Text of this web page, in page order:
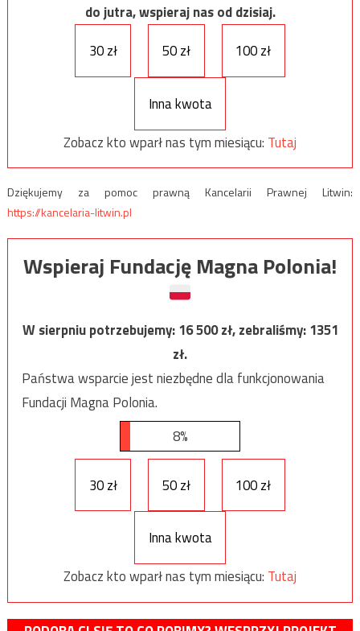
do jutra, wspieraj nas od dzisiaj.
30 zł
50 zł 100 zł
Inna kwota
Zobacz kto wparł nas tym miesiącu: Tutaj
Dziękujemy za pomoc prawną Kancelarii Prawnej Litwin:
https://kancelaria-litwin.pl
Wspieraj Fundację Magna Polonia!
W sierpniu potrzebujemy:16 500zł, zebraliśmy:1351
zł.
Państwa wsparcie jest niezbędne dla funkcjonowania
Fundacji Magna Polonia.
8%
30 zł 50 zł 100 zł
Inna kwota
Zobacz kto wparł nas tym miesiącu: Tutaj